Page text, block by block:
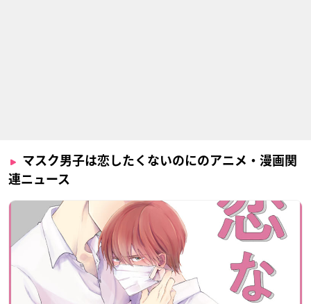
マスク男子は恋したくないのにのアニメ・漫画関
連ニュース